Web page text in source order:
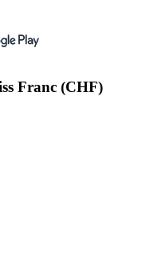
Franc (CHF)